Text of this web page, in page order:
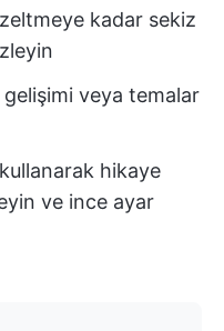
kadar sekiz
gelişimi veya temalar
hikaye
ve ince ayar